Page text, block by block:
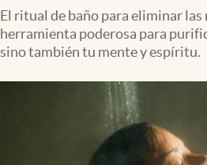
Streaming
El ritual de baño para eliminar las
herramienta poderosa para
sino también tu mente y espíritu.